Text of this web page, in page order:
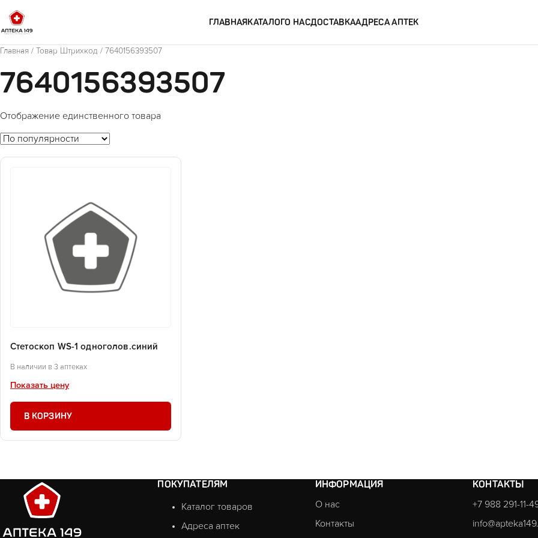
ГЛАВНАЯКАТАЛОГО НАСДОСТАВКААДРЕСА АПТЕК
Главная / Товар Штрихкод / 7640156393507
7640156393507
Отображение единственного товара
Стетоскоп WS-1 одноголов.синий
В наличии в 3 аптеках
Показать цену
В КОРЗИНУ
ПОКУПАТЕЛЯМ
Каталог товаров
Адреса аптек
ИНФОРМАЦИЯ
О нас
Контакты
КОНТАКТЫ
+7 988 291-11-